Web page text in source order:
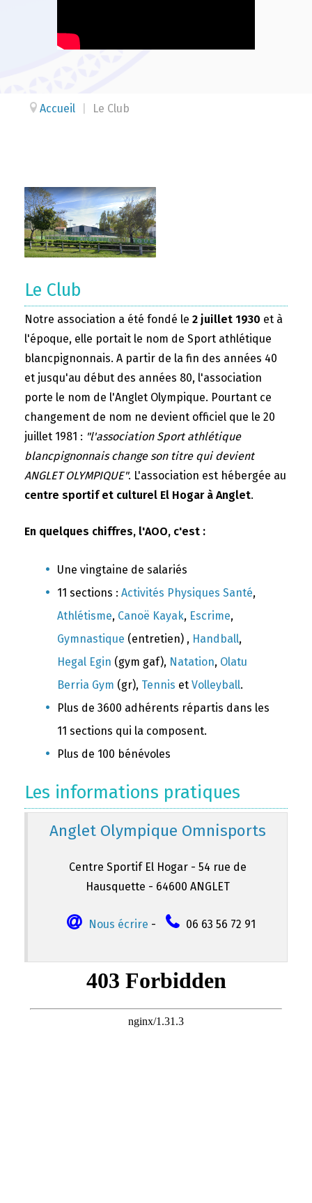
Accueil Le Club
Le Club
Notre association a été fondé le 2 juillet 1930 et à
l'époque, elle portait le nom de Sport athlétique
blancpignonnais. A partir de la fin des années 40
et jusqu'au début des années 80, l'association
porte le nom de l'Anglet Olympique. Pourtant ce
changement de nom ne devient officiel que le 20
juillet 1981 : "l'association Sport athlétique
blancpignonnais change son titre qui devient
ANGLET OLYMPIQUE". L'association est hébergée au
centre sportif et culturel El Hogar à Anglet.
En quelques chiffres, l'AOO, c'est :
Une vingtaine de salariés
11 sections : Activités Physiques Santé,
Athlétisme, Canoë Kayak, Escrime,
Gymnastique (entretien) , Handball,
Hegal Egin (gym gaf), Natation, Olatu
Berria Gym (gr), Tennis et Volleyball.
Plus de 3600 adhérents répartis dans les
11 sections qui la composent.
Plus de 100 bénévoles
Les informations pratiques
Anglet Olympique Omnisports
Centre Sportif El Hogar - 54 rue de
Hausquette - 64600 ANGLET
Nous écrire - 06 63 56 72 91